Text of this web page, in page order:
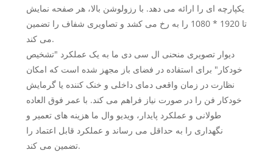
یکپارچه ای را ارائه می دهد. با رزولوشن بالا، هر صفحه نمایش
تا 1920 * 1080 را به رخ می کشد و تصاویری شفاف را تضمین
می کند.
دیوار تصویری منحنی ال سی دی ما به یک عملکرد "تشخیص
خودکار" برای استفاده در فضای باز مجهز شده است که امکان
نظارت در زمان واقعی دمای داخلی و خنک کننده یا گرمایش
خودکار فن را در صورت نیاز فراهم می کند. با عمر فوق العاده
طولانی و عملکرد پایدار، ویدیو وال ما هزینه های تعمیر و
نگهداری را به حداقل می رساند و عملکرد قابل اعتماد را
تضمین می کند.